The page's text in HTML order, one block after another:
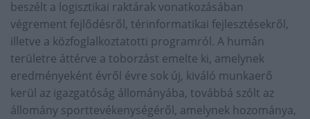
beszélt a logisztikai raktárak vonatkozásában
végrement fejlődésről, térinformatikai fejlesztésekről,
illetve a közfoglalkoztatotti programról. A humán
területre áttérve a toborzást emelte ki, amelynek
eredményeként évről évre sok új, kiváló munkaerő
kerül az igazgatóság állományába, továbbá szólt az
állomány sporttevékenységéről, amelynek hozománya,